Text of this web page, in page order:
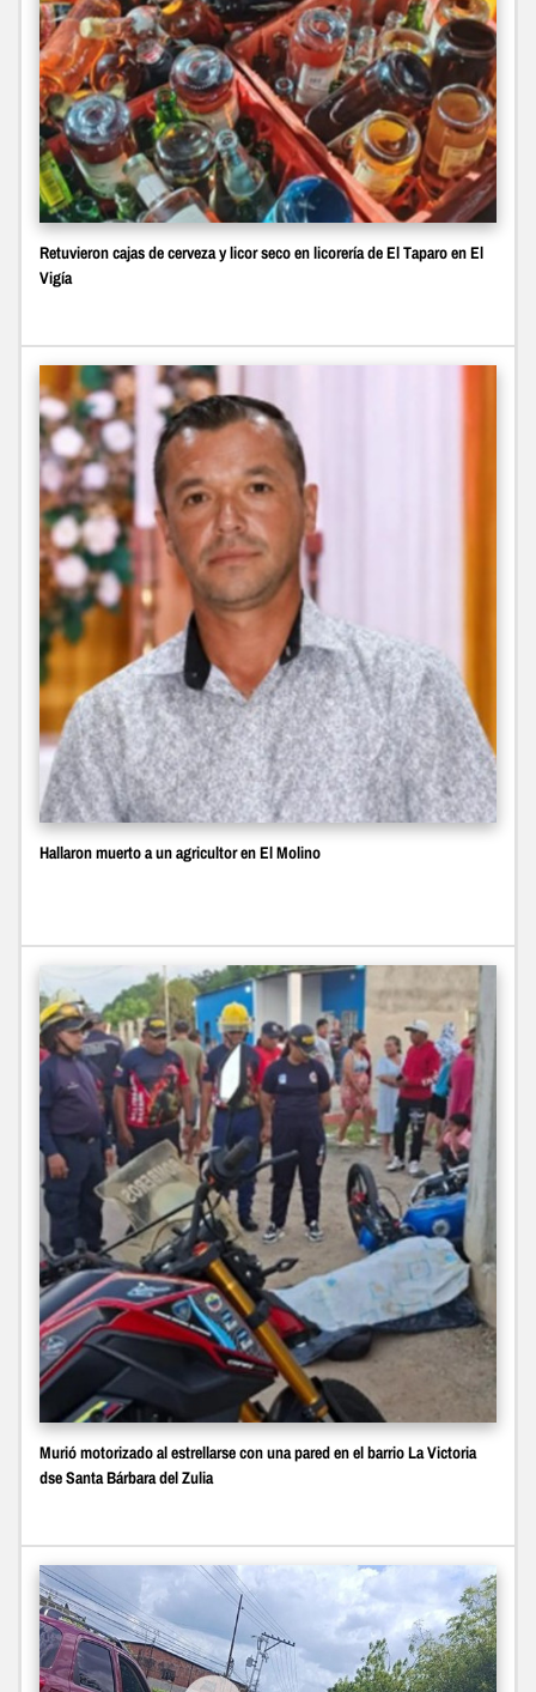
Retuvieron cajas de cerveza y licor seco en licorería de El Taparo en El
Vigía
Hallaron muerto a un agricultor en El Molino
Murió motorizado al estrellarse con una pared en el barrio La Victoria
dse Santa Bárbara del Zulia